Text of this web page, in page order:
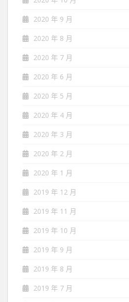
2020 年 9 月
2020 年 8 月
2020 年 7 月
2020 年 6 月
2020 年 5 月
2020 年 4 月
2020 年 3 月
2020 年 2 月
2020 年 1 月
2019 年 12 月
2019 年 11 月
2019 年 10 月
2019 年 9 月
2019 年 8 月
2019 年 7 月